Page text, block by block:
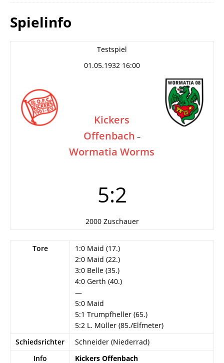
Spielinfo
Testspiel
01.05.1932 16:00
Kickers
Offenbach –
Wormatia Worms
5:2
2000 Zuschauer
Tore
1:0 Maid (17.)
2:0 Maid (22.)
3:0 Belle (35.)
4:0 Gerth (40.)
—
5:0 Maid
5:1 Trumpfheller (65.)
5:2 L. Müller (85./Elfmeter)
Schiedsrichter
Schneider (Niederrad)
Info
Kickers Offenbach